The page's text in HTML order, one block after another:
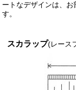
ートなデザインは、
す。
スカラップ(レース